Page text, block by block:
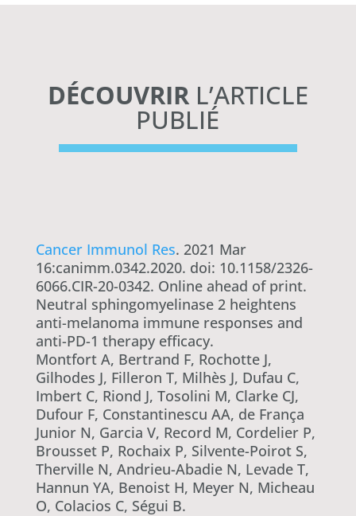
DÉCOUVRIRL’ARTICLE
PUBLIÉ
Cancer Immunol Res. 2021 Mar
16:canimm.0342.2020. doi: 10.1158/2326-
6066.CIR-20-0342. Online ahead of print.
Neutral sphingomyelinase 2 heightens
anti-melanoma immune responses and
anti-PD-1 therapy efficacy.
Montfort A, Bertrand F, Rochotte J,
Gilhodes J, Filleron T, Milhès J, Dufau C,
Imbert C, Riond J, Tosolini M, Clarke CJ,
Dufour F, Constantinescu AA, de França
Junior N, Garcia V, Record M, Cordelier P,
Brousset P, Rochaix P, Silvente-Poirot S,
Therville N, Andrieu-Abadie N, Levade T,
Hannun YA, Benoist H, Meyer N, Micheau
O, Colacios C, Ségui B.